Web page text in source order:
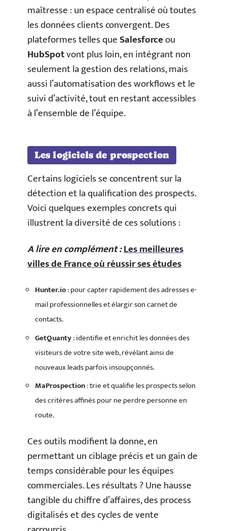
maîtresse : un espace centralisé où toutes
les données clients convergent. Des
plateformes telles queSalesforceou
HubSpotvont plus loin, en intégrant non
seulement la gestion des relations, mais
aussi l’automatisation des workflows et le
suivi d’activité, tout en restant accessibles
à l’ensemble de l’équipe.
Les logiciels de prospection
Certains logiciels se concentrent sur la
détection et la qualification des prospects.
Voici quelques exemples concrets qui
illustrent la diversité de ces solutions :
A lire en complément :Les meilleures
villes de France où réussir ses études
Hunter.io: pour capter rapidement des adresses e-
mail professionnelles et élargir son carnet de
contacts.
GetQuanty: identifie et enrichit les données des
visiteurs de votre site web, révélant ainsi de
nouveaux leads parfois insoupçonnés.
MaProspection: trie et qualifie les prospects selon
des critères affinés pour ne perdre personne en
route.
Ces outils modifient la donne, en
permettant un ciblage précis et un gain de
temps considérable pour les équipes
commerciales. Les résultats ? Une hausse
tangible du chiffre d’affaires, des process
digitalisés et des cycles de vente